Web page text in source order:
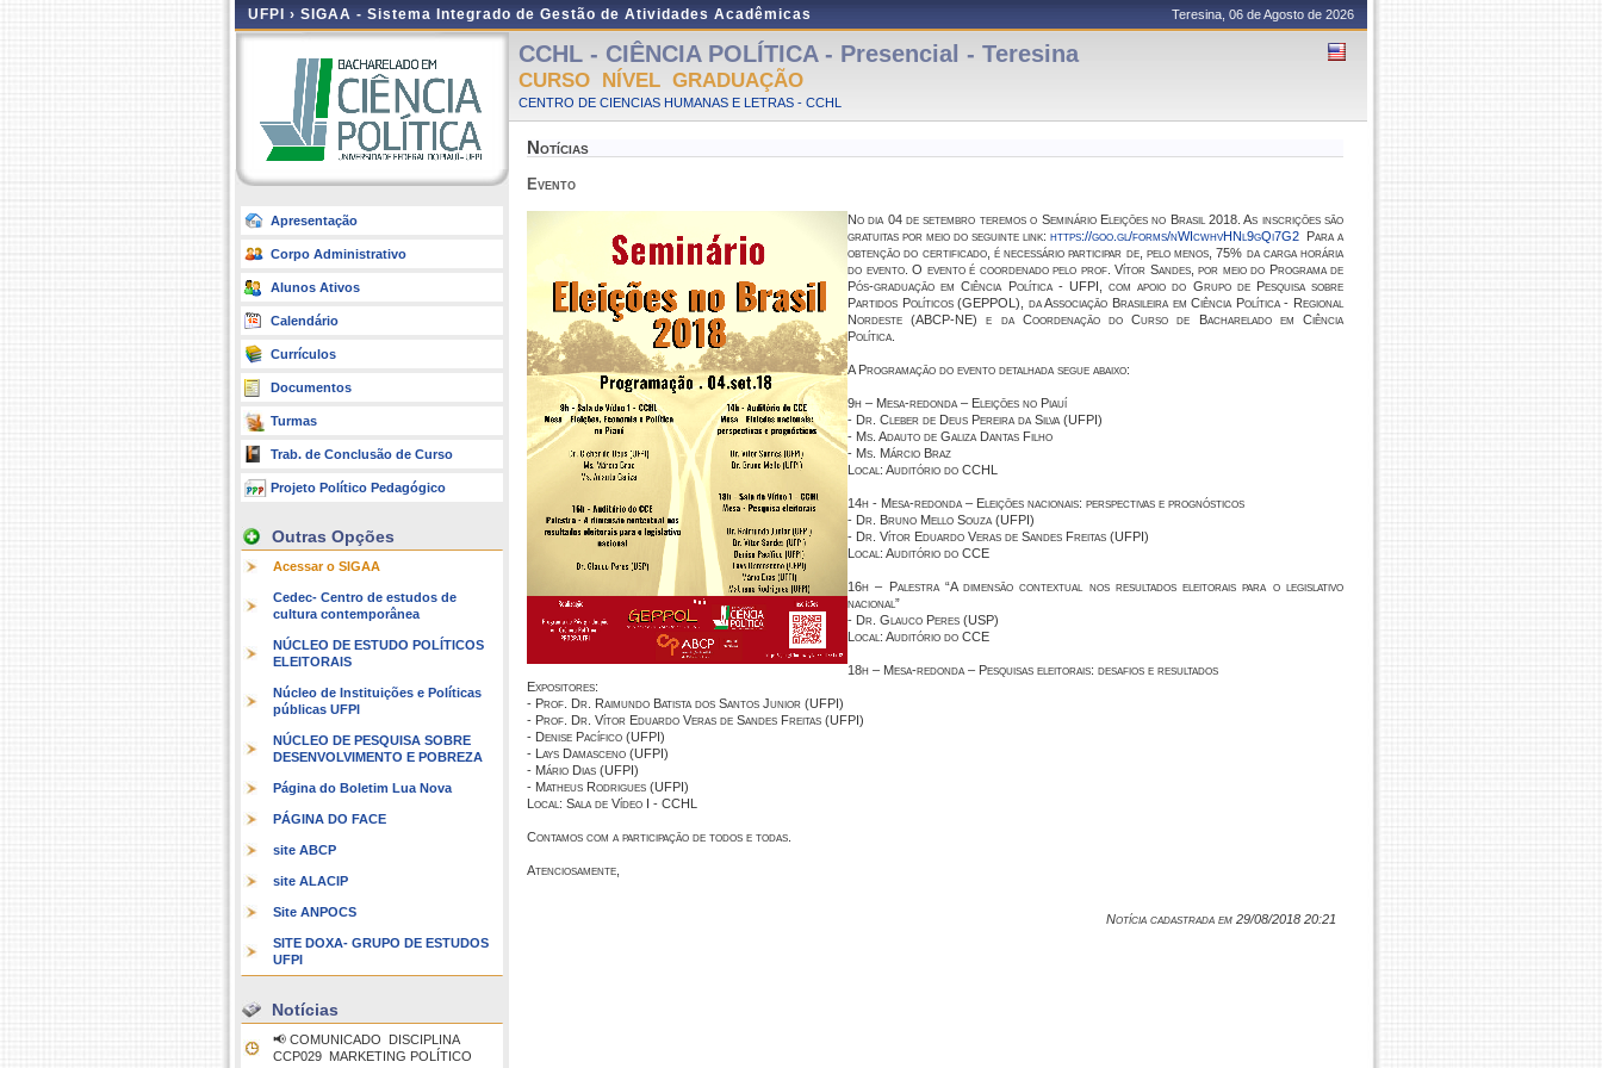
UFPI › SIGAA - Sistema Integrado de Gestão de Atividades Acadêmicas Teresina, 06 de Agosto de 2026
Apresentação
Corpo Administrativo
Alunos Ativos
Calendário
Currículos
Documentos
Turmas
Trab. de Conclusão de Curso
Projeto Político Pedagógico
Outras Opções
Acessar o SIGAA
Cedec- Centro de estudos de
cultura contemporânea
NÚCLEO DE ESTUDO POLÍTICOS
ELEITORAIS
Núcleo de Instituições e Políticas
públicas UFPI
NÚCLEO DE PESQUISA SOBRE
DESENVOLVIMENTO E POBREZA
Página do Boletim Lua Nova
PÁGINA DO FACE
site ABCP
site ALACIP
Site ANPOCS
SITE DOXA- GRUPO DE ESTUDOS
UFPI
Notícias
📢 COMUNICADO  DISCIPLINA
CCP029  MARKETING POLÍTICO
CCHL - CIÊNCIA POLÍTICA - Presencial - Teresina
CURSO NÍVEL GRADUAÇÃO
CENTRO DE CIENCIAS HUMANAS E LETRAS - CCHL
Notícias
Evento
No dia 04 de setembro teremos o Seminário Eleições no Brasil 2018. As inscrições são
gratuitas por meio do seguinte link: https://goo.gl/forms/nWIcwhvHNl9gQi7G2 Para a
obtenção do certificado, é necessário participar de, pelo menos, 75% da carga horária
do evento. O evento é coordenado pelo prof. Vítor Sandes, por meio do Programa de
Pós-graduação em Ciência Política - UFPI, com apoio do Grupo de Pesquisa sobre
Partidos Políticos (GEPPOL), da Associação Brasileira em Ciência Política - Regional
Nordeste (ABCP-NE) e da Coordenação do Curso de Bacharelado em Ciência
Política.
A Programação do evento detalhada segue abaixo:
9h – Mesa-redonda – Eleições no Piauí
- Dr. Cleber de Deus Pereira da Silva (UFPI)
- Ms. Adauto de Galiza Dantas Filho
- Ms. Márcio Braz
Local: Auditório do CCHL
14h - Mesa-redonda – Eleições nacionais: perspectivas e prognósticos
- Dr. Bruno Mello Souza (UFPI)
- Dr. Vítor Eduardo Veras de Sandes Freitas (UFPI)
Local: Auditório do CCE
16h – Palestra “A dimensão contextual nos resultados eleitorais para o legislativo
nacional”
- Dr. Glauco Peres (USP)
Local: Auditório do CCE
18h – Mesa-redonda – Pesquisas eleitorais: desafios e resultados
Expositores:
- Prof. Dr. Raimundo Batista dos Santos Junior (UFPI)
- Prof. Dr. Vítor Eduardo Veras de Sandes Freitas (UFPI)
- Denise Pacífico (UFPI)
- Lays Damasceno (UFPI)
- Mário Dias (UFPI)
- Matheus Rodrigues (UFPI)
Local: Sala de Vídeo I - CCHL
Contamos com a participação de todos e todas.
Atenciosamente,
Notícia cadastrada em 29/08/2018 20:21